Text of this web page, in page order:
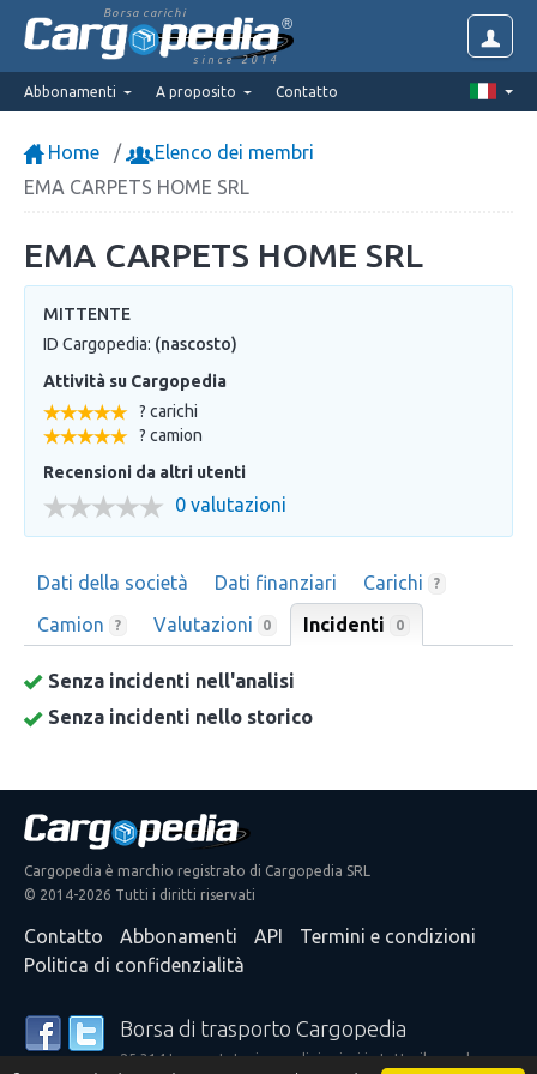
Borsa carichi
since 2014
Abbonamenti A proposito Contatto
Home
Elenco dei membri
EMA CARPETS HOME SRL
EMA CARPETS HOME SRL
MITTENTE
ID Cargopedia: (nascosto)
Attività su Cargopedia
? carichi
? camion
Recensioni da altri utenti
0 valutazioni
Dati della società Dati finanziari Carichi ?
Camion ? Valutazioni 0 Incidenti 0
Senza incidenti nell'analisi
Senza incidenti nello storico
Cargopedia è marchio registrato di Cargopedia SRL
© 2014-2026 Tutti i diritti riservati
Contatto Abbonamenti API
Termini e condizioni
Politica di confidenzialità
Borsa di trasporto Cargopedia
25.314 trasportatori e spedizionieri in tutto il mondo